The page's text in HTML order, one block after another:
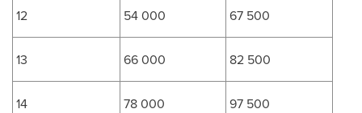
12 54 000 67 500
13 66 000 82 500
14 78 000 97 500